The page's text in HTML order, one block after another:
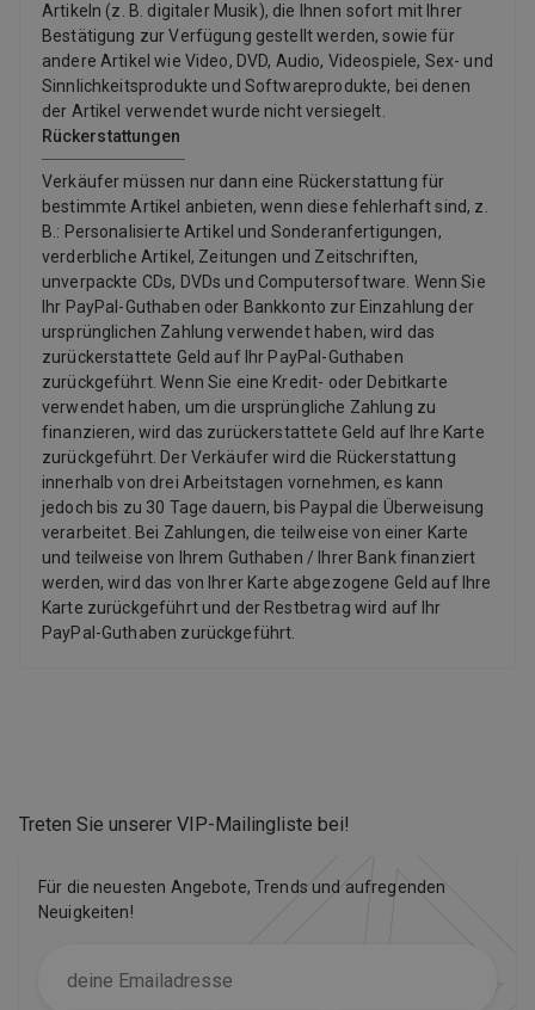
Artikeln (z. B. digitaler Musik), die Ihnen sofort mit Ihrer
Bestätigung zur Verfügung gestellt werden, sowie für
andere Artikel wie Video, DVD, Audio, Videospiele, Sex- und
Sinnlichkeitsprodukte und Softwareprodukte, bei denen
der Artikel verwendet wurde nicht versiegelt.
Rückerstattungen
Verkäufer müssen nur dann eine Rückerstattung für
bestimmte Artikel anbieten, wenn diese fehlerhaft sind, z.
B.: Personalisierte Artikel und Sonderanfertigungen,
verderbliche Artikel, Zeitungen und Zeitschriften,
unverpackte CDs, DVDs und Computersoftware. Wenn Sie
Ihr PayPal-Guthaben oder Bankkonto zur Einzahlung der
ursprünglichen Zahlung verwendet haben, wird das
zurückerstattete Geld auf Ihr PayPal-Guthaben
zurückgeführt. Wenn Sie eine Kredit- oder Debitkarte
verwendet haben, um die ursprüngliche Zahlung zu
finanzieren, wird das zurückerstattete Geld auf Ihre Karte
zurückgeführt. Der Verkäufer wird die Rückerstattung
innerhalb von drei Arbeitstagen vornehmen, es kann
jedoch bis zu 30 Tage dauern, bis Paypal die Überweisung
verarbeitet. Bei Zahlungen, die teilweise von einer Karte
und teilweise von Ihrem Guthaben / Ihrer Bank finanziert
werden, wird das von Ihrer Karte abgezogene Geld auf Ihre
Karte zurückgeführt und der Restbetrag wird auf Ihr
PayPal-Guthaben zurückgeführt.
Treten Sie unserer VIP-Mailingliste bei!
Für die neuesten Angebote, Trends und aufregenden
Neuigkeiten!